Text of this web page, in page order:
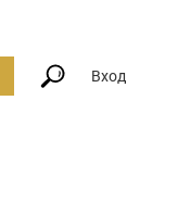
Вход